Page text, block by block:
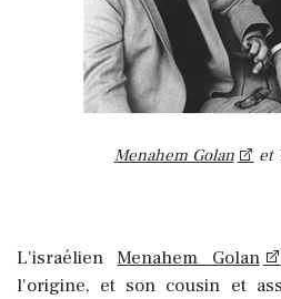
Menahem Golan et
L'israélien Menahem Golan
l'origine, et son cousin et